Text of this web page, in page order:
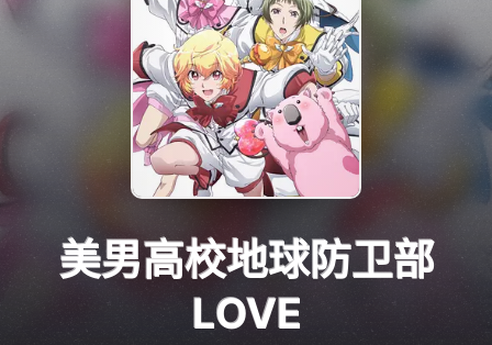
gt 0"}
美男高校地球防卫部
LOVE